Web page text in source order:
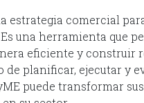
estrategia comercial
una herramienta que
eficiente y construir
de planificar, ejecutar y
puede transformar